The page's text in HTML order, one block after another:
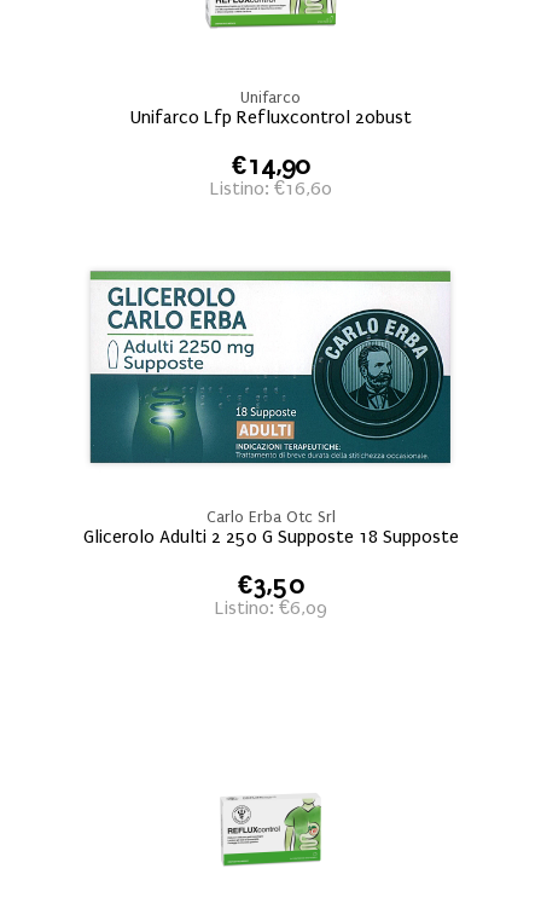
Unifarco
Unifarco Lfp Refluxcontrol 20bust
€14,90
Listino: €16,60
Carlo Erba Otc Srl
Glicerolo Adulti 2 250 G Supposte 18 Supposte
€3,50
Listino: €6,09